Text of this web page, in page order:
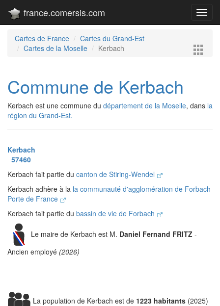
france.comersis.com
Cartes de France
Cartes du Grand-Est
Cartes de la Moselle
Kerbach
Commune de Kerbach
Kerbach est une commune du département de la Moselle, dans la
région du Grand-Est.
Kerbach
57460
Kerbach fait partie du canton de Stiring-Wendel
Kerbach adhère à la la communauté d'agglomération de Forbach
Porte de France
Kerbach fait partie du bassin de vie de Forbach
Le maire de Kerbach est M. Daniel Fernand FRITZ -
Ancien employé (2026)
La population de Kerbach est de 1223 habitants (2025)